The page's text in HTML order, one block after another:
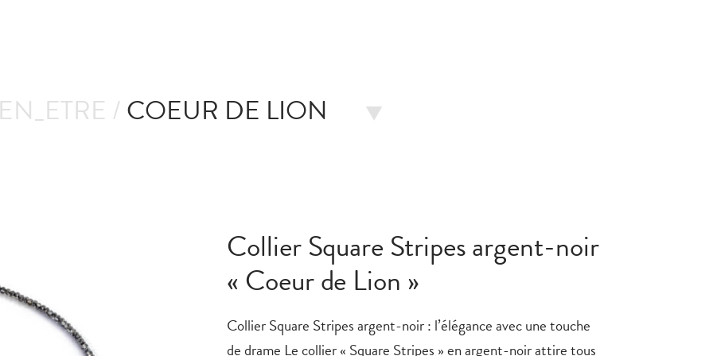
/ COEUR DE LION
Collier Square Stripes argent-noir
« Coeur de Lion »
Collier Square Stripes argent-noir : l’élégance avec une touche
de drame Le collier « Square Stripes » en argent-noir attire tous